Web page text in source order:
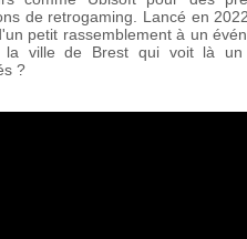
de retrogaming. Lancé en
petit rassemblement à un
la ville de Brest qui voit là un
?